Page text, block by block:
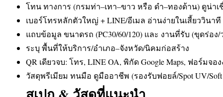
โทน ทางการ (กรมท่า–เทา–ขาว หรือ ดำ–ทองด้าน) ดูน่าเ
เบอร์โทรหลักตัวใหญ่ + LINE/อีเมล อ่านง่ายในเสี้ยววินาที
แถบข้อมูล ขนาดรถ (PC30/60/120) และ งานที่รับ (ขุดร่อ
ระบุ พื้นที่ให้บริการ/อำเภอ–จังหวัด/นิคมก่อสร้าง
QR เดียวจบ: โทร, LINE OA, พิกัด Google Maps, ฟอร์มจอ
วัสดุพรีเมียม ทนมือ ดูมืออาชีพ (รองรับฟอยล์/Spot UV/Soft